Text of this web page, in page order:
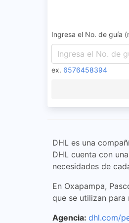
Ingresa el No. de guía
ex. 6576458394
DHL es una
DHL cuenta con
necesidades de
En Oxapampa,
que se utilizan
Agencia: dhl.com/